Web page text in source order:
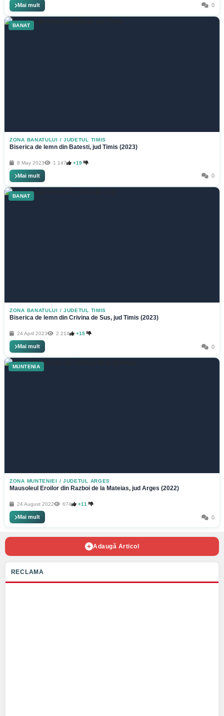
Mai mult 0
BANAT
ZONA BANATULUI / JUDETUL TIMIS
Biserica de lemn din Batesti, jud Timis (2023)
8 May 2023 1 147 +19
Mai mult 0
BANAT
ZONA BANATULUI / JUDETUL TIMIS
Biserica de lemn din Crivina de Sus, jud Timis (2023)
24 April 2023 2 214 +15
Mai mult 0
MUNTENIA
ZONA MUNTENIEI / JUDETUL ARGES
Mausoleul Eroilor din Razboi de la Mateias, jud Arges (2022)
24 August 2022 674 +11
Mai mult 0
Adaugă Articol
RECLAMA